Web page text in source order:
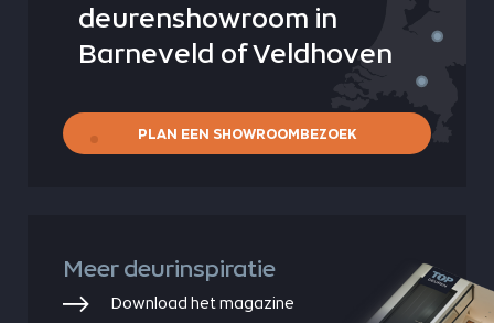
Meer deurinspiratie
Download het magazine
deurenshowroom in
Barneveld of Veldhoven
PLAN EEN SHOWROOMBEZOEK